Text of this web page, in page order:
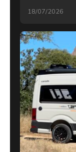
18/07/2026